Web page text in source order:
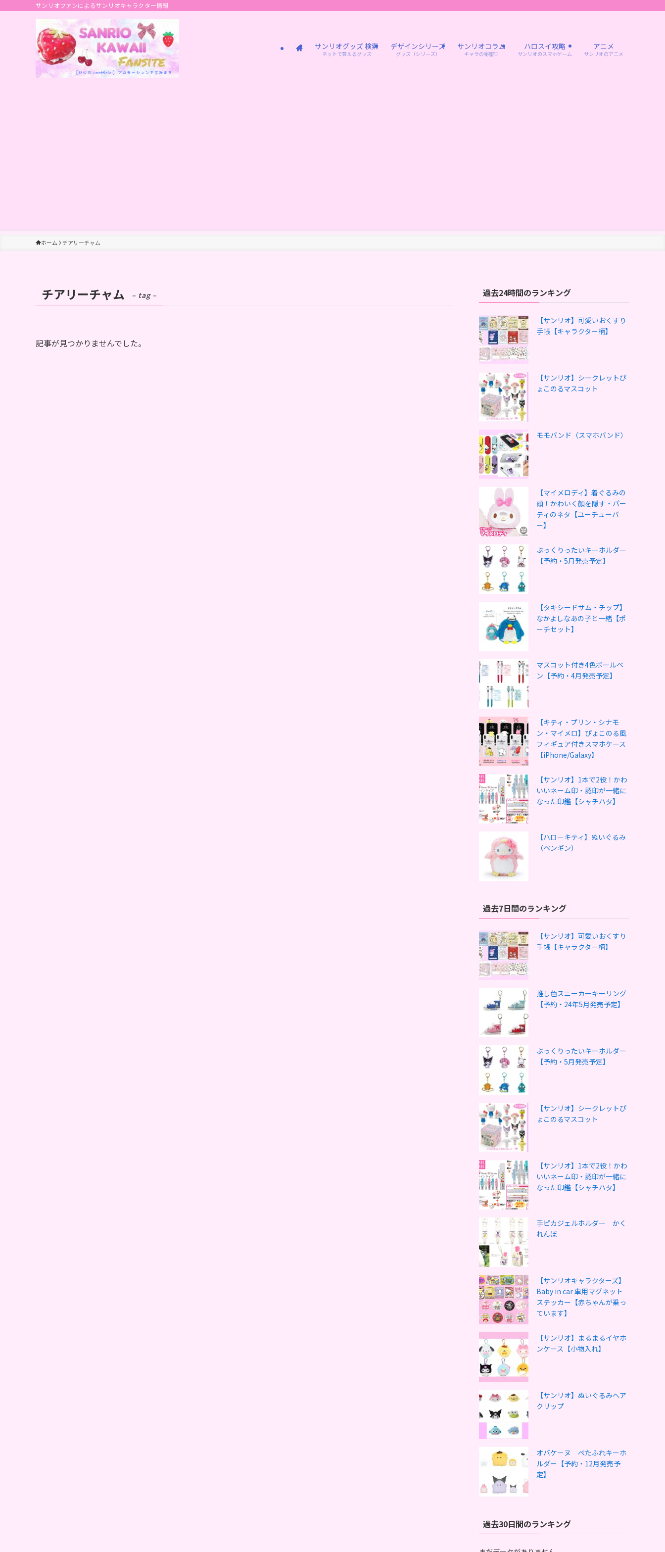
サンリオファンによるサンリオキャラクター情報
サンリオグッズ 検索
ネットで買えるグッズ
デザインシリーズ
グッズ（シリーズ）
サンリオコラム
キャラの秘密♡
ハロスイ攻略
サンリオのスマホゲーム
アニメ
サンリオのアニメ
ホーム チアリーチャム
チアリーチャム – tag –
記事が見つかりませんでした。
過去24時間のランキング
【サンリオ】可愛いおくすり
手帳【キャラクター柄】
【サンリオ】シークレットぴ
ょこのるマスコット
モモバンド（スマホバンド）
【マイメロディ】着ぐるみの
頭！かわいく顔を隠す・パー
ティのネタ【ユーチューバ
ー】
ぷっくりったいキーホルダー
【予約・5月発売予定】
【タキシードサム・チップ】
なかよしなあの子と一緒【ポ
ーチセット】
マスコット付き4色ボールペ
ン【予約・4月発売予定】
【キティ・プリン・シナモ
ン・マイメロ】ぴょこのる風
フィギュア付きスマホケース
【iPhone/Galaxy】
【サンリオ】1本で2役！かわ
いいネーム印・認印が一緒に
なった印鑑【シャチハタ】
【ハローキティ】ぬいぐるみ
（ペンギン）
過去7日間のランキング
【サンリオ】可愛いおくすり
手帳【キャラクター柄】
推し色スニーカーキーリング
【予約・24年5月発売予定】
ぷっくりったいキーホルダー
【予約・5月発売予定】
【サンリオ】シークレットぴ
ょこのるマスコット
【サンリオ】1本で2役！かわ
いいネーム印・認印が一緒に
なった印鑑【シャチハタ】
手ピカジェルホルダー かく
れんぼ
【サンリオキャラクターズ】
Baby in car 車用マグネット
ステッカー【赤ちゃんが乗っ
ています】
【サンリオ】まるまるイヤホ
ンケース【小物入れ】
【サンリオ】ぬいぐるみヘア
クリップ
オバケーヌ ぺたふれキーホ
ルダー【予約・12月発売予
定】
過去30日間のランキング